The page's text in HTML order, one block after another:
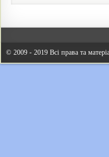
© 2009 - 2019 Всі права та